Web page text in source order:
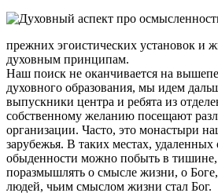
прежних эгоистических установок и
духовным принципам.
Наш поиск не оканчивается на
духовного образования, мы идем
выпускники центра и ребята из
собственному желанию посещают
организации. Часто, это монастыри
зарубежья. В таких местах, удаленных
обыденности можно побыть в тишине,
поразмышлять о смысле жизни, о
людей, чьим смыслом жизни стал Бог.